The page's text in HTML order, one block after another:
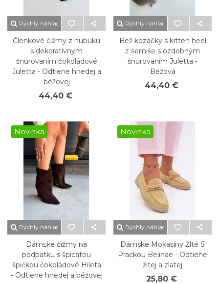
Rýchly náhľad
Členkové čižmy z nubuku
s dekoratívnym
šnurovaním čokoládové
Juletta - Odtiene hnedej a
béžovej
44,40 €
Rýchly náhľad
Bež kozačky s kitten heel
z semiše s ozdobným
šnurovaním Juletta -
Béžová
44,40 €
Novinka
Rýchly náhľad
Dámske čižmy na
podpätku s špicatou
špičkou čokoládové Hileta
- Odtiene hnedej a béžovej
Novinka
Rýchly náhľad
Dámske Mokasíny Žlté S
Prackou Belinae - Odtiene
žltej a zlatej
25,80 €